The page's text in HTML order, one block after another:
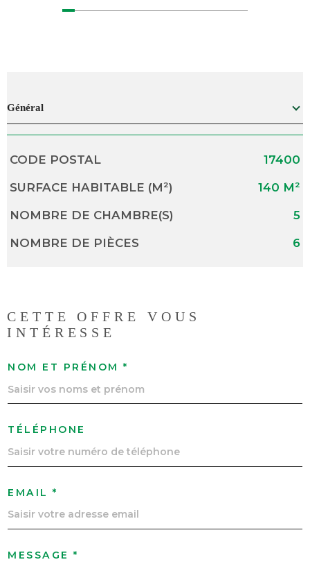
Général
Caractérisque Valeurs
CODE POSTAL 17400
SURFACE HABITABLE (M²) 140 M²
NOMBRE DE CHAMBRE(S) 5
NOMBRE DE PIÈCES 6
CETTE OFFRE
VOUS
INTÉRESSE
NOM ET PRÉNOM *
TÉLÉPHONE
EMAIL *
MESSAGE *